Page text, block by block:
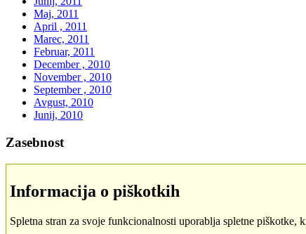
Maj, 2011
April , 2011
Marec, 2011
Februar, 2011
December , 2010
November , 2010
September , 2010
Avgust, 2010
Junij, 2010
Zasebnost
Informacija o piškotkih
Spletna stran za svoje funkcionalnosti uporablja spletne